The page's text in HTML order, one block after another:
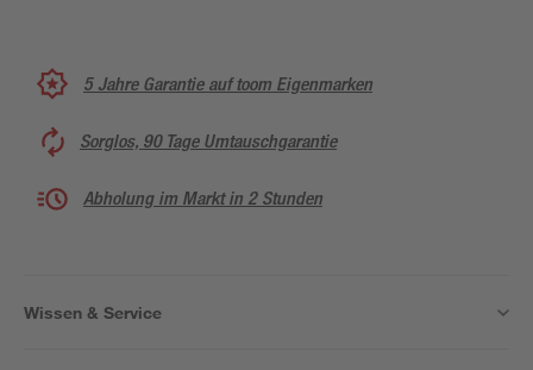
5 Jahre Garantie auf toom Eigenmarken
Sorglos, 90 Tage Umtauschgarantie
Abholung im Markt in 2 Stunden
Wissen & Service